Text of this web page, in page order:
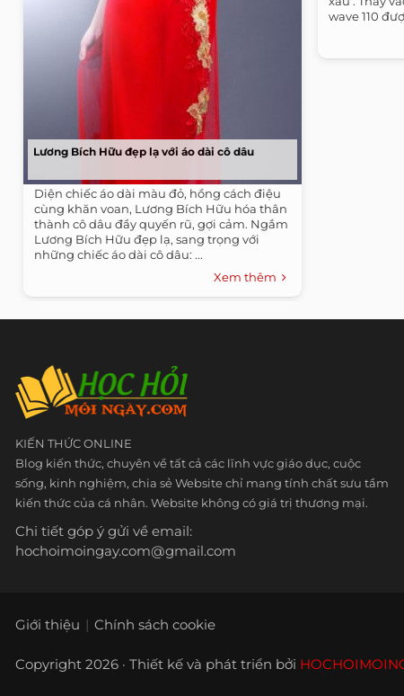
Lương Bích Hữu đẹp lạ với áo dài cô dâu
Diện chiếc áo dài màu đỏ, hồng cách điệu
cùng khăn voan, Lương Bích Hữu hóa thân
thành cô dâu đầy quyến rũ, gợi cảm. Ngắm
Lương Bích Hữu đẹp lạ, sang trọng với
những chiếc áo dài cô dâu: ...
Xem thêm
wave 110
KIẾN THỨC ONLINE
Blog kiến thức, chuyên về tất cả các lĩnh vực giáo dục, cuộc
sống, kinh nghiệm, chia sẻ Website chỉ mang tính chất sưu tầm
kiến thức của cá nhân. Website không có giá trị thương mại.
Chi tiết góp ý gửi về email:
hochoimoingay.com@gmail.com
Giới thiệu Chính sách cookie
Copyright 2026 · Thiết kế và phát triển bởi